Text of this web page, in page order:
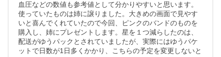
血圧などの数値も参考値として分かりやすいと思います。
使っていたものは姉に譲りました。大きめの画面で見やす
いと喜んでくれていたので今回、ピンクのバンドのものを
購入し、姉にプレゼントします。星を１つ減らしたのは、
配送がゆうパックとされていましたが、実際にはゆうパケ
ットで日数が1日多くかかり、こちらの予定を変更しないと